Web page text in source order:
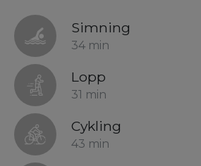
Simning
34 min
Lopp
31 min
Cykling
43 min